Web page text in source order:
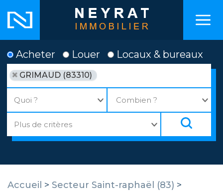
Acheter Louer Locaux & bureaux
GRIMAUD (83310)
Accueil > Secteur Saint-raphaël (83) >